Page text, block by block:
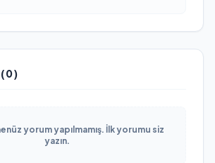
(0)
yorum yapılmamış. İlk yorumu siz
yazın.